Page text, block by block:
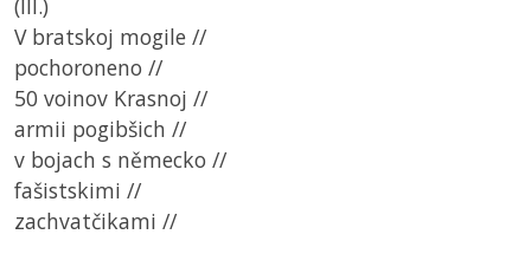
(III.)
V bratskoj mogile //
pochoroneno //
50 voinov Krasnoj //
armii pogibšich //
v bojach s německo //
fašistskimi //
zachvatčikami //